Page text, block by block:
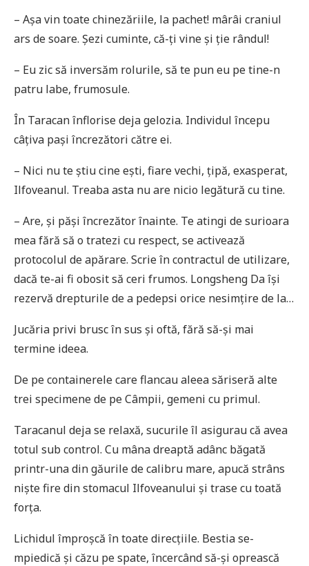
– Așa vin toate chinezăriile, la pachet! mârâi craniul
ars de soare. Șezi cuminte, că-ți vine și ție rândul!
– Eu zic să inversăm rolurile, să te pun eu pe tine-n
patru labe, frumosule.
În Taracan înflorise deja gelozia. Individul începu
câțiva pași încrezători către ei.
– Nici nu te știu cine ești, fiare vechi, țipă, exasperat,
Ilfoveanul. Treaba asta nu are nicio legătură cu tine.
– Are, și păși încrezător înainte. Te atingi de surioara
mea fără să o tratezi cu respect, se activează
protocolul de apărare. Scrie în contractul de utilizare,
dacă te-ai fi obosit să ceri frumos. Longsheng Da își
rezervă drepturile de a pedepsi orice nesimțire de la…
Jucăria privi brusc în sus și oftă, fără să-și mai
termine ideea.
De pe containerele care flancau aleea săriseră alte
trei specimene de pe Câmpii, gemeni cu primul.
Taracanul deja se relaxă, sucurile îl asigurau că avea
totul sub control. Cu mâna dreaptă adânc băgată
printr-una din găurile de calibru mare, apucă strâns
niște fire din stomacul Ilfoveanului și trase cu toată
forța.
Lichidul împroșcă în toate direcțiile. Bestia se-
mpiedică și căzu pe spate, încercând să-și oprească